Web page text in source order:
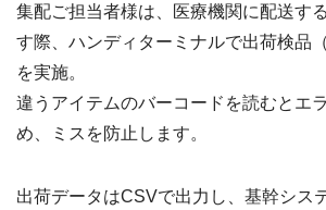
集配ご担当者様は、医療機関に配送す
す際、ハンディターミナルで出荷検品
を実施。
違うアイテムのバーコードを読むとエ
め、ミスを防止します。
出荷データはCSVで出力し、基幹シス